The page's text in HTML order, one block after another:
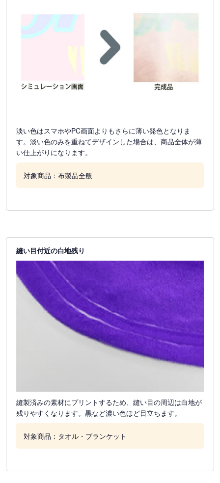
淡い色はスマホやPC画面よりもさらに薄い発色となりま
す。淡い色のみを重ねてデザインした場合は、商品全体が薄
い仕上がりになります。
対象商品：布製品全般
縫い目付近の白地残り
縫製済みの素材にプリントするため、縫い目の周辺は白地が
残りやすくなります。黒など濃い色ほど目立ちます。
対象商品：タオル・ブランケット